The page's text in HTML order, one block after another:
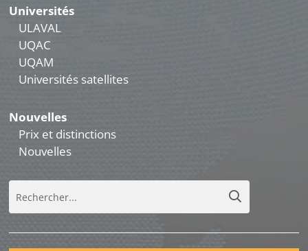
Universités
ULAVAL
UQAC
UQAM
Universités satellites
Nouvelles
Prix et distinctions
Nouvelles